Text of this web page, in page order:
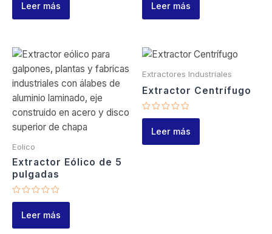
Leer más Leer más
Eolico
Extractor Eólico de 5
pulgadas
Valorado
Leer más
Extractores Industriales
Extractor Centrífugo
Valorado
Leer más